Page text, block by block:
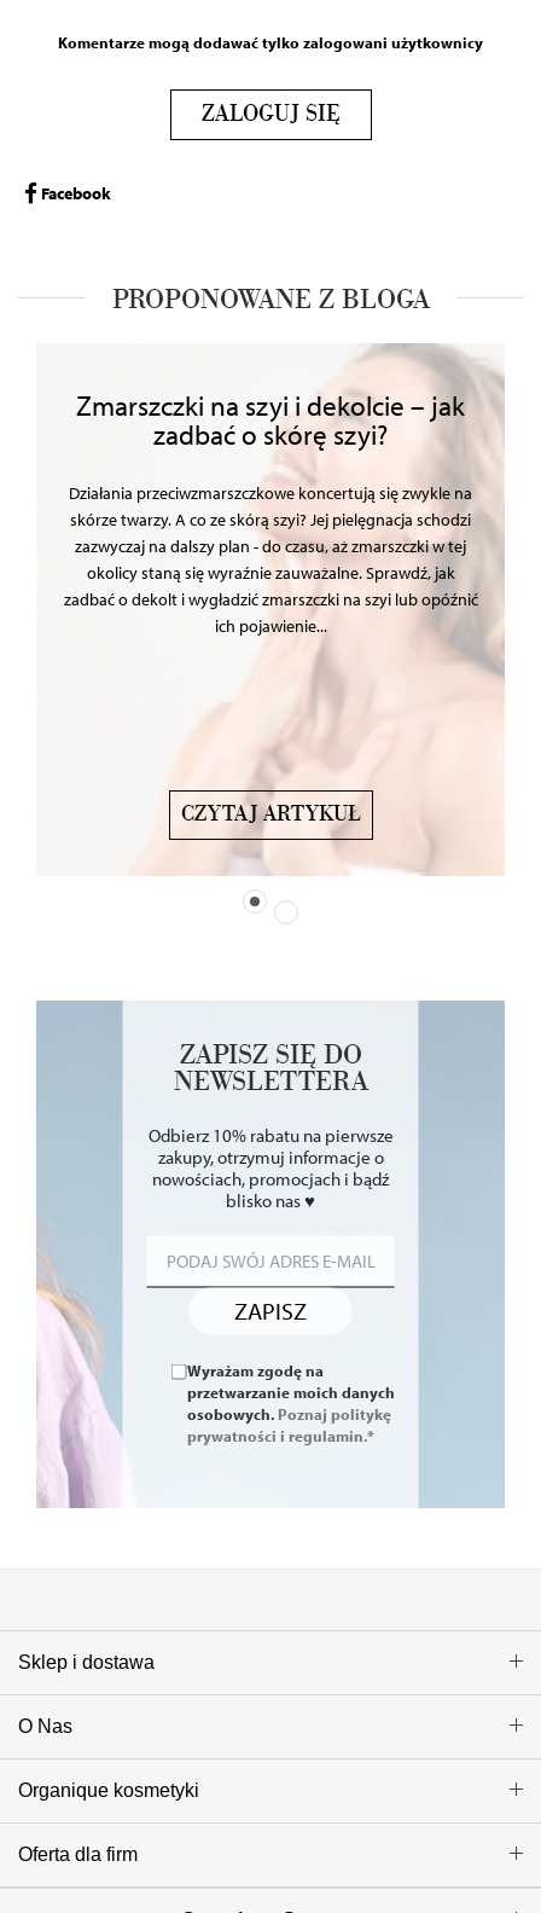
Komentarze mogą dodawać tylko zalogowani użytkownicy
ZALOGUJ SIĘ
Facebook
PROPONOWANE Z BLOGA
Zmarszczki na szyi i dekolcie – jak
zadbać o skórę szyi?
Działania przeciwzmarszczkowe koncertują się zwykle na
skórze twarzy. A co ze skórą szyi? Jej pielęgnacja schodzi
zazwyczaj na dalszy plan - do czasu, aż zmarszczki w tej
okolicy staną się wyraźnie zauważalne. Sprawdź, jak
zadbać o dekolt i wygładzić zmarszczki na szyi lub opóźnić
ich pojawienie...
CZYTAJ ARTYKUŁ
ZAPISZ SIĘ DO
NEWSLETTERA
Odbierz 10% rabatu na pierwsze
zakupy, otrzymuj informacje o
nowościach, promocjach i bądź
blisko nas ♥
ZAPISZ
Wyrażam zgodę na
przetwarzanie moich danych
osobowych. Poznaj politykę
prywatności i regulamin.*
Sklep i dostawa
O Nas
Organique kosmetyki
Oferta dla firm